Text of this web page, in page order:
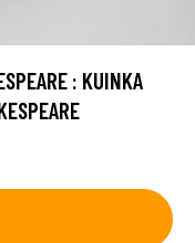
: KUINKA